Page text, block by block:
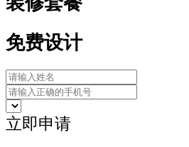
免费设计
立即申请